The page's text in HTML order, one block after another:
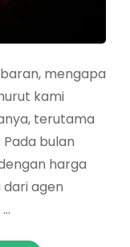
mengapa
kami
terutama
bulan
harga
agen